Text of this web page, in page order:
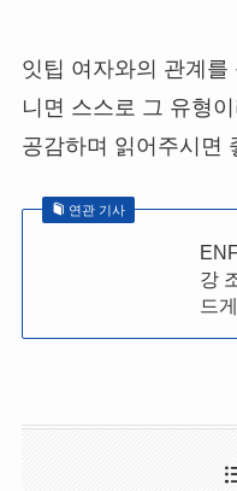
잇팁 여자와의 관계
니면 스스로 그 유형이
공감하며 읽어주시면
연관 기사
강
드